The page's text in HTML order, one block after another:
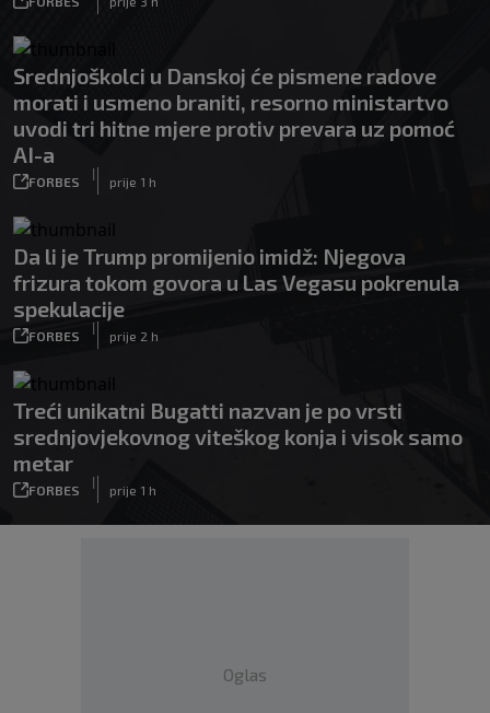
Srednjoškolci u Danskoj će pismene radove
morati i usmeno braniti, resorno ministartvo
uvodi tri hitne mjere protiv prevara uz pomoć
AI-a
FORBES
|
prije 1 h
Da li je Trump promijenio imidž: Njegova
frizura tokom govora u Las Vegasu pokrenula
spekulacije
FORBES
|
prije 2 h
Treći unikatni Bugatti nazvan je po vrsti
srednjovjekovnog viteškog konja i visok samo
metar
FORBES
|
prije 1 h
Oglas